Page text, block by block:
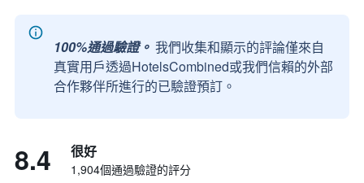
100%通過驗證。 我們收集和顯示的評論僅來自
真實用戶透過HotelsCombined或我們信賴的外部
合作夥伴所進行的已驗證預訂。
8.4 很好
1,904個通過驗證的評分